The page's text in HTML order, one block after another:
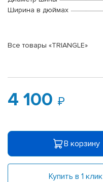
Ширина в дюймах
Все товары «TRIANGLE»
4 100
В корзину
Купить в 1 клик